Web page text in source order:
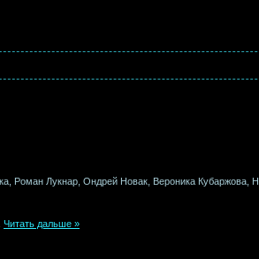
Роман Лукнар, Ондрей Новак, Вероника Кубаржова,
Читать дальше »